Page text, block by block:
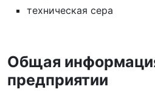
техническая сера
Общая
предприятии